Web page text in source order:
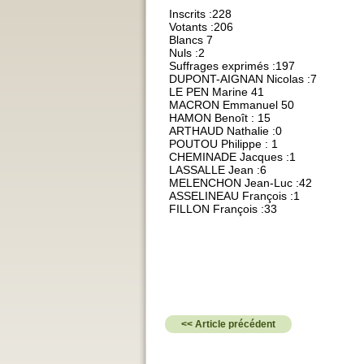
Inscrits :228
Votants :206
Blancs 7
Nuls :2
Suffrages exprimés :197
DUPONT-AIGNAN Nicolas :7
LE PEN Marine 41
MACRON Emmanuel 50
HAMON Benoît : 15
ARTHAUD Nathalie :0
POUTOU Philippe : 1
CHEMINADE Jacques :1
LASSALLE Jean :6
MELENCHON Jean-Luc :42
ASSELINEAU François :1
FILLON François :33
<< Article précédent